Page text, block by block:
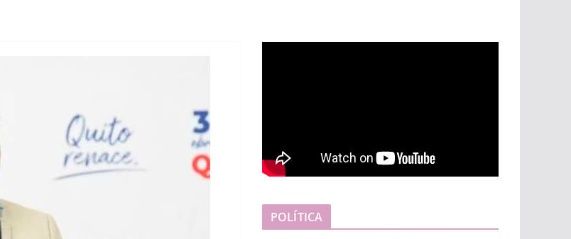
POLÍTICA